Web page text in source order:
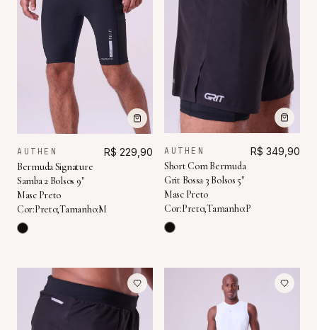
AUTHEN
Bermuda Signature
Samba 2 Bolsos 9"
Masc Preto
Cor:Preto;Tamanho:M
R$ 229,90 AUTHEN
Short Com Bermuda
Grit Bossa 3 Bolsos 5"
Masc Preto
Cor:Preto;Tamanho:P
R$ 349,90